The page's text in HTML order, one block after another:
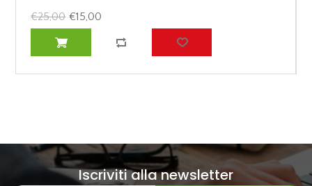
€25,00 €15,00
Iscriviti alla newsletter